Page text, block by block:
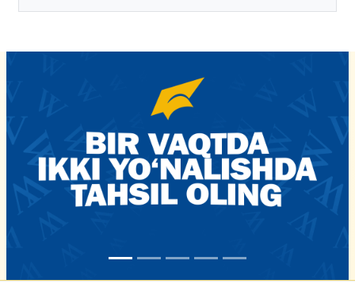
tasdiqlandi